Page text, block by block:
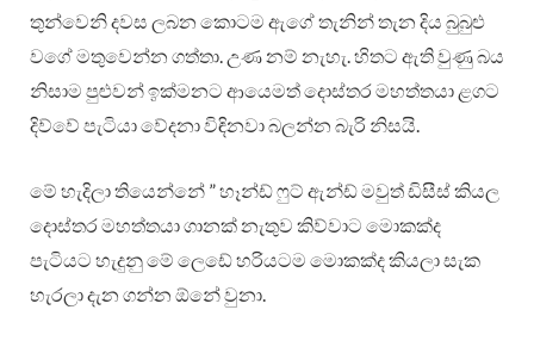
තුන්වෙනි දවස ලබන කොටම ඇගේ තැනින් තැන දිය බුබුළු
වගේ මතුවෙන්න ගත්තා. උණ නම් නැහැ. හිතට ඇති වුණු බය
නිසාම පුළුවන් ඉක්මනට ආයෙමත් දොස්තර මහත්තයා ළගට
දිව්වේ පැටියා වේදනා විඳිනවා බලන්න බැරි නිසයි.
මේ හැදිලා තියෙන්නේ ” හෑන්ඩ් ෆුට් ඇන්ඩ් මවුත් ඩිසීස් කියල
දොස්තර මහත්තයා ගානක් නැතුව කිව්වාට මොකක්ද
පැටියට හැදුනු මේ ලෙඩේ හරියටම මොකක්ද කියලා සැක
හැරලා දැන ගන්න ඕනේ වුනා.